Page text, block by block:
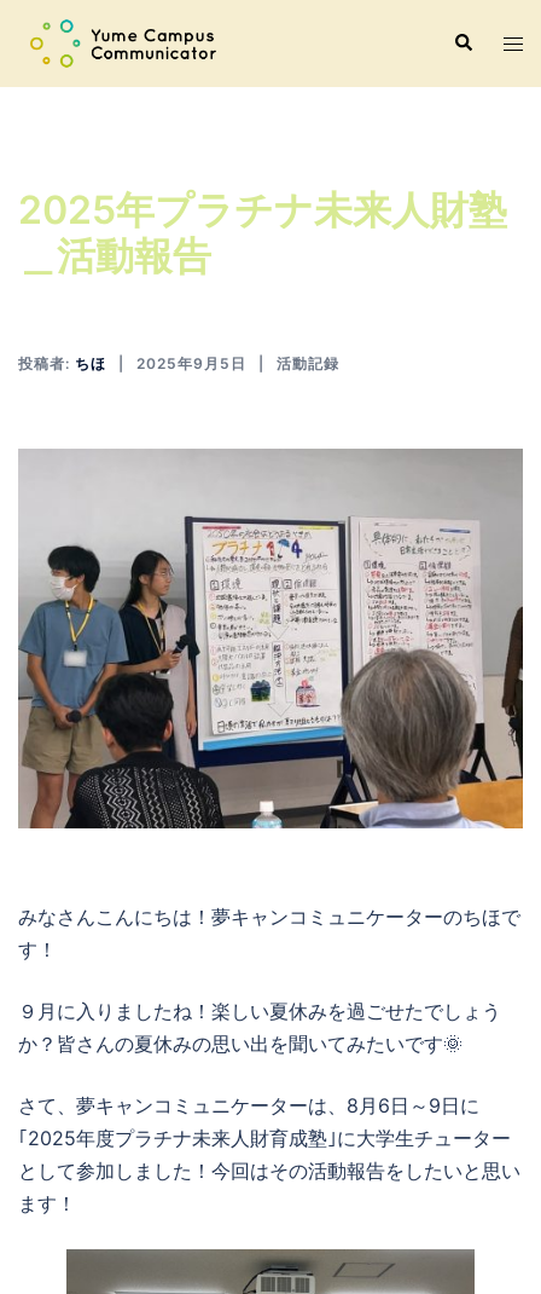
検
索
ト
ュ
2025年プラチナ未来人財塾
＿活動報告
投稿者: ちほ 2025年9月5日 活動記録
みなさんこんにちは！夢キャンコミュニケーターのちほで
す！
９月に入りましたね！楽しい夏休みを過ごせたでしょう
か？皆さんの夏休みの思い出を聞いてみたいです🌞
さて、夢キャンコミュニケーターは、8月6日～9日に
｢2025年度プラチナ未来人財育成塾｣に大学生チューター
として参加しました！今回はその活動報告をしたいと思い
ます！